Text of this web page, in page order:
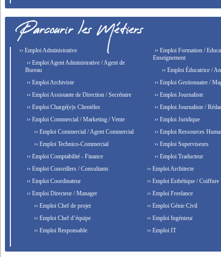
›› Emploi Administrative
›› Emploi Agent Administrative / Agent de
Bureau
›› Emploi Archiviste
›› Emploi Assistante de Direction / Secrétaire
›› Emploi Chargé(e)s Clientèles
›› Emploi Commercial / Marketing / Vente
›› Emploi Commercial / Agent Commercial
›› Emploi Technico-Commercial
›› Emploi Comptabilité - Finance
›› Emploi Conseillers / Consultants
›› Emploi Coordinateur
›› Emploi Directeur / Manager
›› Emploi Chef de projet
›› Emploi Chef d’équipe
›› Emploi Responsable
›› Emploi Formation /
Enseignement
›› Emploi Éducatrice /
›› Emploi Gestionnaire /
›› Emploi Journaliste
›› Emploi Journaliste /
›› Emploi Juridique
›› Emploi Ressources
›› Emploi Superviseurs
›› Emploi Traducteur
›› Emploi Architecte
›› Emploi Esthétique / Coiffure
›› Emploi Freelance
›› Emploi Génie Civil
›› Emploi Ingénieur
›› Emploi IT